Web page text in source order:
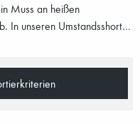
Muss an heißen
In unseren Umstandsshorts
sie mit ihren bequemen,